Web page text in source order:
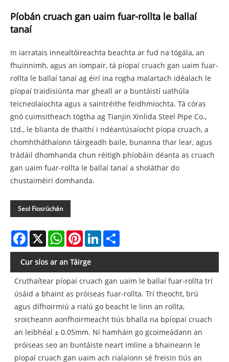
Píobán cruach gan uaim fuar-rollta le ballaí
tanaí
In iarratais innealtóireachta beachta ar fud na tógála, an
fhuinnimh, agus an iompair, tá píopaí cruach gan uaim fuar-
rollta le ballaí tanaí ag éirí ina rogha malartach idéalach le
píopaí traidisiúnta mar gheall ar a buntáistí uathúla
teicneolaíochta agus a saintréithe feidhmíochta. Tá córas
gnó cuimsitheach tógtha ag Tianjin Xinlida Steel Pipe Co.,
Ltd., le blianta de thaithí i ndéantúsaíocht píopa cruach, a
chomhtháthaíonn táirgeadh baile, bunanna thar lear, agus
trádáil dhomhanda chun réitigh phíobáin déanta as cruach
gan uaim fuar-rollta le ballaí tanaí a sholáthar do
chustaiméirí domhanda.
Seol Fiosrúchán
Facebook
X WhatsAppPinterestLinkedIn
Cur síos ar an Táirge
Cruthaítear píopaí cruach gan uaim le ballaí fuar-rollta trí
úsáid a bhaint as próiseas fuar-rollta. Trí theocht, brú
agus dífhoirmiú a rialú go beacht le linn an rollta,
sroicheann aonfhoirmeacht tiús bhalla na bpíopaí cruach
an leibhéal ± 0.05mm. Ní hamháin go gcoimeádann an
próiseas seo an buntáiste neart imlíne a bhaineann le
píopaí cruach gan uaim ach rialaíonn sé freisin tiús an